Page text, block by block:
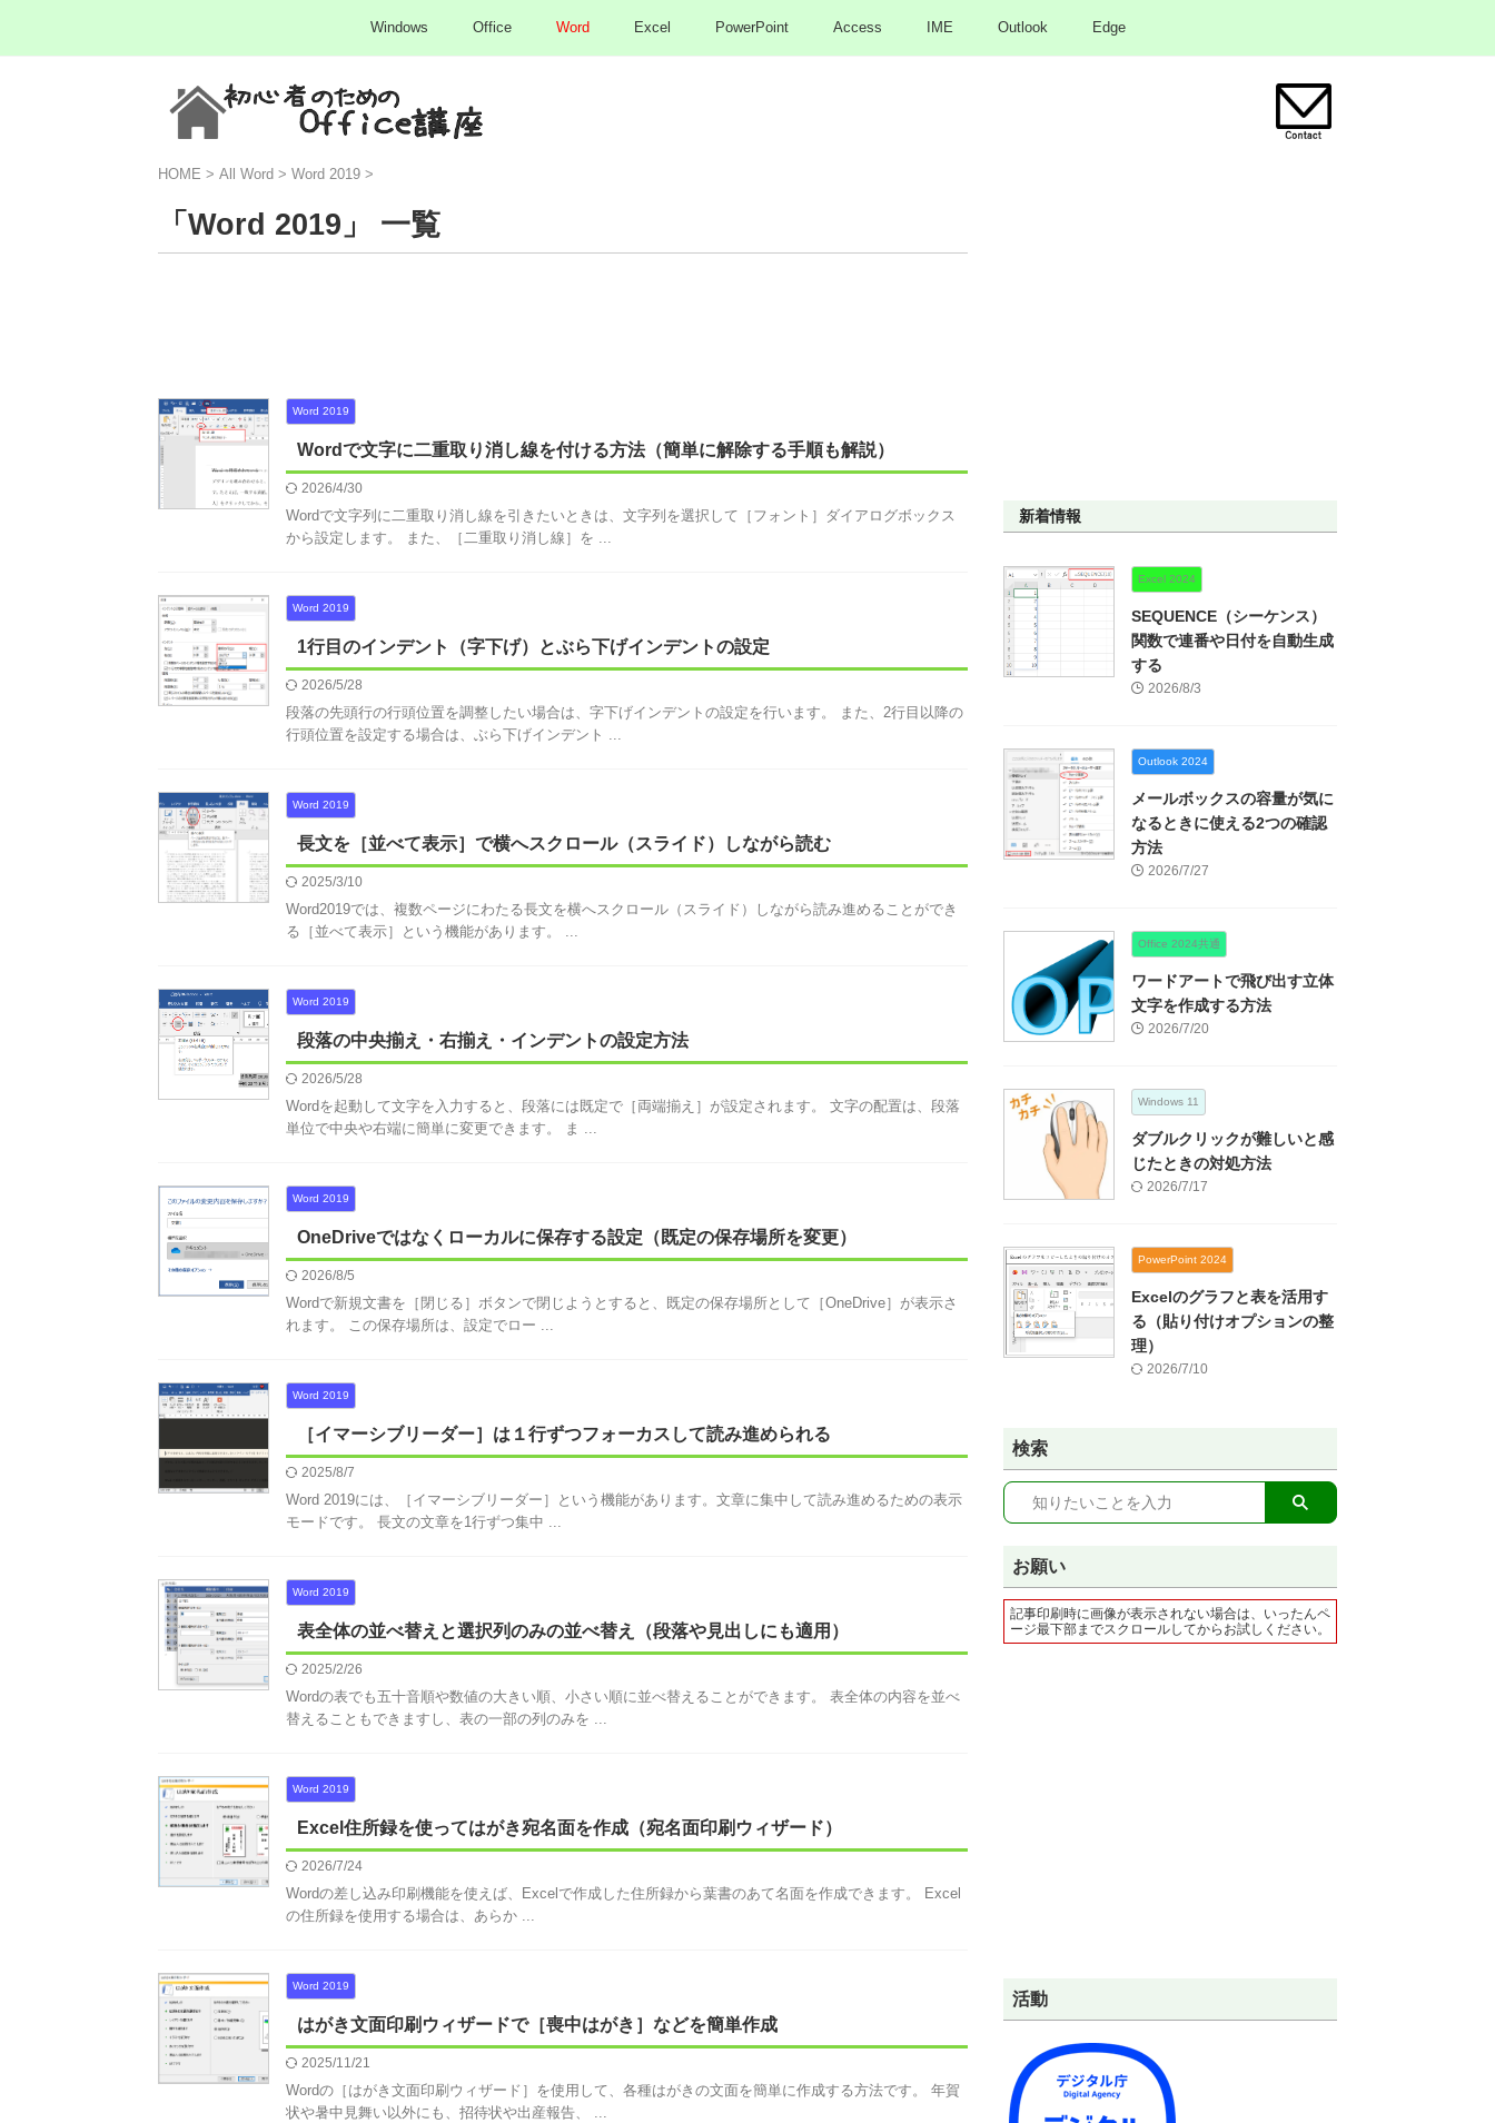
Windows Office Word Excel PowerPoint Access IME Outlook Edge
HOME > All Word > Word 2019 >
「Word 2019」 一覧
Word 2019
Wordで文字に二重取り消し線を付ける方法（簡単に解除する手順も解説）
2026/4/30
Wordで文字列に二重取り消し線を引きたいときは、文字列を選択して［フォント］ダイアログボックス
から設定します。 また、［二重取り消し線］を ...
Word 2019
1行目のインデント（字下げ）とぶら下げインデントの設定
2026/5/28
段落の先頭行の行頭位置を調整したい場合は、字下げインデントの設定を行います。 また、2行目以降の
行頭位置を設定する場合は、ぶら下げインデント ...
Word 2019
長文を［並べて表示］で横へスクロール（スライド）しながら読む
2025/3/10
Word2019では、複数ページにわたる長文を横へスクロール（スライド）しながら読み進めることができ
る［並べて表示］という機能があります。 ...
Word 2019
段落の中央揃え・右揃え・インデントの設定方法
2026/5/28
Wordを起動して文字を入力すると、段落には既定で［両端揃え］が設定されます。 文字の配置は、段落
単位で中央や右端に簡単に変更できます。 ま ...
Word 2019
OneDriveではなくローカルに保存する設定（既定の保存場所を変更）
2026/8/5
Wordで新規文書を［閉じる］ボタンで閉じようとすると、既定の保存場所として［OneDrive］が表示さ
れます。 この保存場所は、設定でロー ...
Word 2019
［イマーシブリーダー］は１行ずつフォーカスして読み進められる
2025/8/7
Word 2019には、［イマーシブリーダー］という機能があります。文章に集中して読み進めるための表示
モードです。 長文の文章を1行ずつ集中 ...
Word 2019
表全体の並べ替えと選択列のみの並べ替え（段落や見出しにも適用）
2025/2/26
Wordの表でも五十音順や数値の大きい順、小さい順に並べ替えることができます。 表全体の内容を並べ
替えることもできますし、表の一部の列のみを ...
Word 2019
Excel住所録を使ってはがき宛名面を作成（宛名面印刷ウィザード）
2026/7/24
Wordの差し込み印刷機能を使えば、Excelで作成した住所録から葉書のあて名面を作成できます。 Excel
の住所録を使用する場合は、あらか ...
Word 2019
はがき文面印刷ウィザードで［喪中はがき］などを簡単作成
2025/11/21
Wordの［はがき文面印刷ウィザード］を使用して、各種はがきの文面を簡単に作成する方法です。 年賀
状や暑中見舞い以外にも、招待状や出産報告、 ...
新着情報
Excel 2024
SEQUENCE（シーケンス）
関数で連番や日付を自動生成
する
2026/8/3
Outlook 2024
メールボックスの容量が気に
なるときに使える2つの確認
方法
2026/7/27
Office 2024共通
ワードアートで飛び出す立体
文字を作成する方法
2026/7/20
Windows 11
ダブルクリックが難しいと感
じたときの対処方法
2026/7/17
PowerPoint 2024
Excelのグラフと表を活用す
る（貼り付けオプションの整
理）
2026/7/10
検索
お願い
記事印刷時に画像が表示されない場合は、いったんペ
ージ最下部までスクロールしてからお試しください。
活動